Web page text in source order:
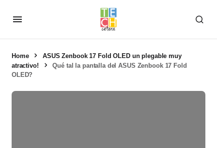
Home
ASUS Zenbook 17 Fold OLED un plegable muy
atractivo!
Qué tal la pantalla del ASUS Zenbook 17 Fold
OLED?